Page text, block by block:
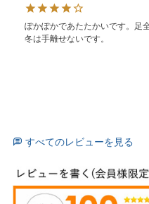
ぽかぽかであたたかいです。足
冬は手離せないです。
すべてのレビューを見る